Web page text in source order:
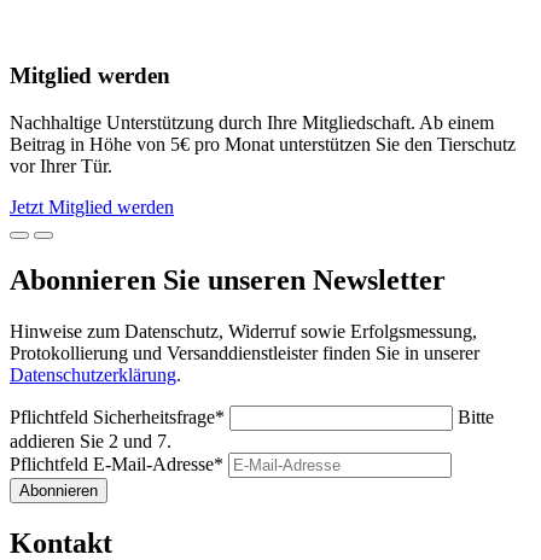
Mitglied werden
Nachhaltige Unterstützung durch Ihre Mitgliedschaft. Ab einem
Beitrag in Höhe von 5€ pro Monat unterstützen Sie den Tierschutz
vor Ihrer Tür.
Jetzt Mitglied werden
Abonnieren Sie unseren Newsletter
Hinweise zum Datenschutz, Widerruf sowie Erfolgsmessung,
Protokollierung und Versanddienstleister finden Sie in unserer
Datenschutzerklärung.
Pflichtfeld Sicherheitsfrage*
Bitte
addieren Sie 2 und 7.
Pflichtfeld E-Mail-Adresse*
Abonnieren
Kontakt